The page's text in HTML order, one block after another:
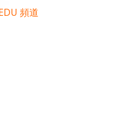
頻道